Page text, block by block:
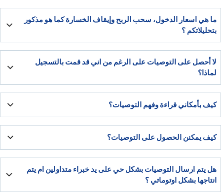
يؤسفنا رحيلك، لكن إن كنت متأكدًا من حذف تطبيقنا، يمكنك بسهولة اتباع
التعليمات لأجهزة iOS
ما هي اسعار الدخول، سحب الربح وإيقاف الخسارة كما هو مذكور
بتحليلاتكم ؟
يمكنك تعلم قراءة وفهم التوصيات بشكل ككامل من خلال المقال المختص
بتوصيات الفوركس الذي باستطاعتك قراءته من الرابط التالي يشمل
لا أحصل على التوصيات على الرغم من اني قد قمت بالتسجيل
لماذا؟
توصياتنا المرقاة(المدفوعة) ترسل بشكل يدوي على يد محللينا المختصين
الذين يقضون اليوم بدراسة تحركات السوق. بالمعدل نرسل ثلاثة توصيات
أسبوعية. نرجو منك الصبر والتأكد ان اعدادات جهازك تسمح للتطبيق
بإرسال اشعارات منبثقة. لا تتردد بمراسلتنا ان لم تستقبل أي توصيات خلال
كيف بأمكاني قراءة وفهم التوصيات؟
كافة المعلومات لفهم وقراءة التوصيات بشكل صحيح تم شرحها بالمقال
الذي نشرناه بالنسبة للتوصيات اليومية الذي باستطاعتك قراءته من الرابط
التالي يشمل
كيف يمكنن الحصول على التوصيات؟
يوفر موقع ديلي فوركس لك توصيات وتحليلات لخدمتك تقريبًا بشكل
يومي. هنالك طريقتين للاستمتاع بتوصيات خبرائنا
هل يتم ارسال التوصيات بشكل حي على يد خبراء متداولين ام يتم
انتاجها بشكل اوتوماتي ؟